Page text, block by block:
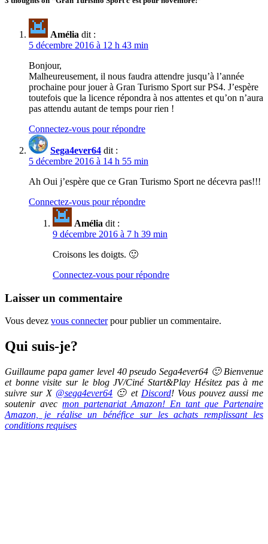
Amélia dit :
5 décembre 2016 à 12 h 43 min
Bonjour,
Malheureusement, il nous faudra attendre jusqu’à l’année
prochaine pour jouer à Gran Turismo Sport sur PS4. J’espère
toutefois que la licence répondra à nos attentes et qu’on n’aura
pas attendu autant de temps pour rien !
Connectez-vous pour répondre
Sega4ever64 dit :
5 décembre 2016 à 14 h 55 min
Ah Oui j’espère que ce Gran Turismo Sport ne décevra pas!!!
Connectez-vous pour répondre
Amélia dit :
9 décembre 2016 à 7 h 39 min
Croisons les doigts. 🙂
Connectez-vous pour répondre
Laisser un commentaire
Vous devez vous connecterpour publier un commentaire.
Qui suis-je?
Guillaume papa gamer level 40 pseudo Sega4ever64 🙂 Bienvenue
et bonne visite sur le blog JV/Ciné Start&Play Hésitez pas à me
suivre sur X @sega4ever64 🙂 et Discord! Vous pouvez aussi me
soutenir avec mon partenariat Amazon! En tant que Partenaire
Amazon, je réalise un bénéfice sur les achats remplissant les
conditions requises